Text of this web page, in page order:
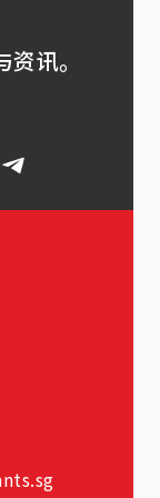
讯。